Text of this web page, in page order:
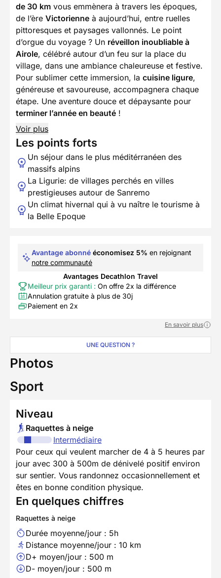
de 30 km vous emmènera à travers les époques,
de l’ère Victorienne à aujourd’hui, entre ruelles
pittoresques et paysages vallonnés. Le point
d’orgue du voyage ? Un réveillon inoubliable à
Airole, célébré autour d’un feu sur la place du
village, dans une ambiance chaleureuse et festive.
Pour sublimer cette immersion, la cuisine ligure,
généreuse et savoureuse, accompagnera chaque
étape. Une aventure douce et dépaysante pour
terminer l’année en beauté !
Voir plus
Les points forts
Un séjour dans le plus méditérranéen des
massifs alpins
La Ligurie: de villages perchés en villes
prestigieuses autour de Sanremo
Un climat hivernal qui à vu naître le tourisme à
la Belle Epoque
Avantage abonné économisez 5% en rejoignant
notre communauté
Avantages Decathlon Travel
Meilleur prix garanti : On offre 2x la différence
Annulation gratuite à plus de 30j
Paiement en 2x
En savoir plus
UNE QUESTION ?
Photos
Sport
Niveau
Raquettes à neige
Intermédiaire
Pour ceux qui veulent marcher de 4 à 5 heures par
jour avec 300 à 500m de dénivelé positif environ
sur sentier. Vous randonnez occasionnellement et
êtes en bonne condition physique.
En quelques chiffres
Raquettes à neige
Durée moyenne/jour : 5h
Distance moyenne/jour : 10 km
D+ moyen/jour : 500 m
D- moyen/jour : 500 m